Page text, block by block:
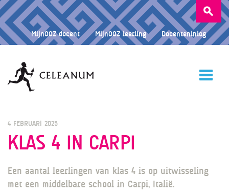
Zoeken
naar:
MijnOOZ docent MijnOOZ leerling Docenteninlog
4 FEBRUARI 2025
KLAS 4 IN CARPI
Een aantal leerlingen van klas 4 is op uitwisseling
met een middelbare school in Carpi, Italië.